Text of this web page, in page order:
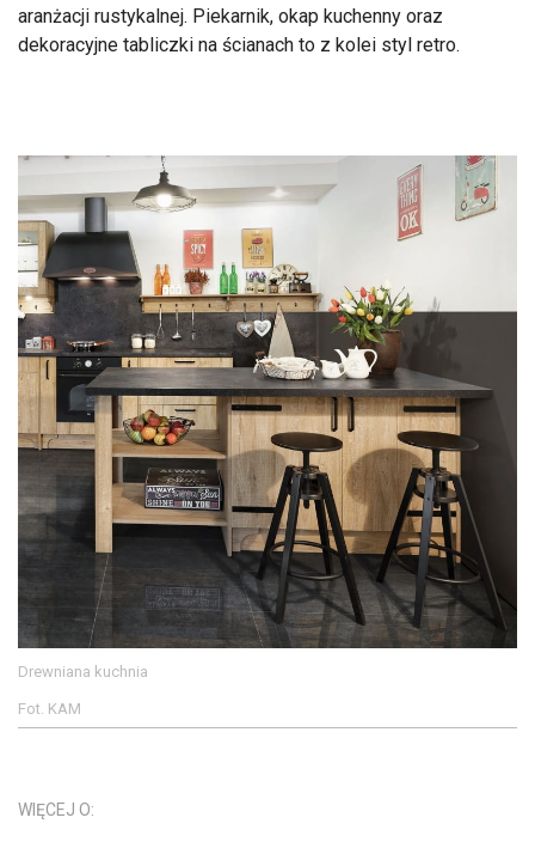
aranżacji rustykalnej. Piekarnik, okap kuchenny oraz
dekoracyjne tabliczki na ścianach to z kolei styl retro.
Drewniana kuchnia
Fot. KAM
WIĘCEJ O: